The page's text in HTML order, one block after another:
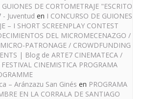
DE CORTOMETRAJE "ESCRITO
- Juventud en I CONCURSO DE GUIONES
– I SHORT SCREENPLAY CONTEST
DEL MICROMECENAZGO /
PATRONAGE / CROWDFUNDING
| Blog de ARTE7 CINEMATECA /
FESTIVAL CINEMISTICA PROGRAMA
– Aránzazu San Ginés en PROGRAMA
EN LA CORRALA DE SANTIAGO